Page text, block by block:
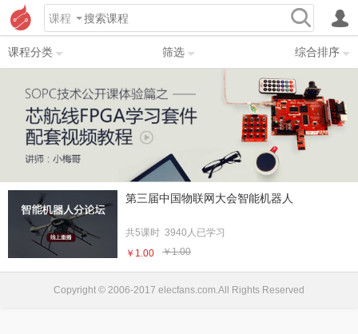
课程
课程分类 筛选 综合排序
第三届中国物联网大会智能机器人
共5课时 3940人已学习
￥1.00
￥1.00
Copyright © 2006-2017 elecfans.com.All Rights Reserved